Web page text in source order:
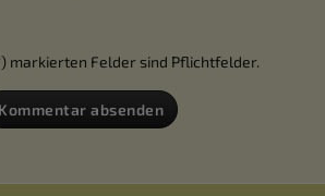
markierten Felder sind Pflichtfelder.
Kommentar absenden